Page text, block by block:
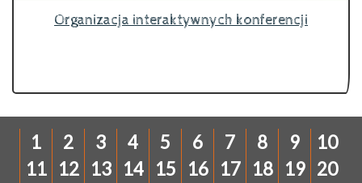
Organizacja interaktywnych konferencji
1 2 3 4 5 6 7 8 9
10
11
12 13 14 15 16 17 18 19 20